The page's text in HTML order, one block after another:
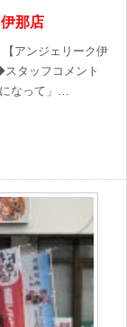
那店
アンジェリーク伊
タッフコメント
なって」…